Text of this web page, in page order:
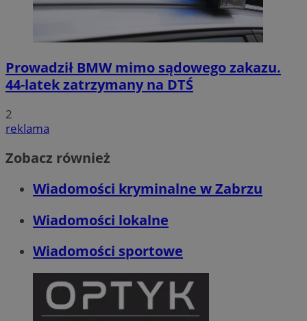
Prowadził BMW mimo sądowego zakazu.
44-latek zatrzymany na DTŚ
2
reklama
Zobacz również
Wiadomości kryminalne w Zabrzu
Wiadomości lokalne
Wiadomości sportowe